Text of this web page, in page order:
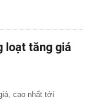
loạt tăng giá
cao nhất tới